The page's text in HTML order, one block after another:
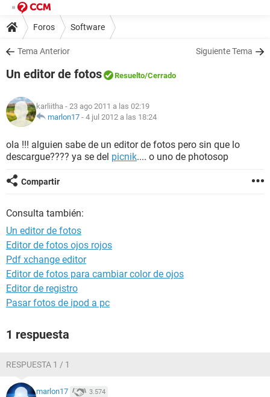
Foros Software
Tema Anterior Siguiente Tema
Un editor de fotos Resuelto/Cerrado
karliitha - 23 ago 2011 a las 02:19
marlon17 - 4 jul 2012 a las 18:24
ola !!! alguien sabe de un editor de fotos pero sin que lo
descargue???? ya se del picnik.... o uno de photosop
Compartir
Consulta también:
Un editor de fotos
Editor de fotos ojos rojos
Pdf xchange editor
Editor de fotos para cambiar color de ojos
Editor de registro
Pasar fotos de ipod a pc
1 respuesta
RESPUESTA 1 / 1
marlon17 3.574